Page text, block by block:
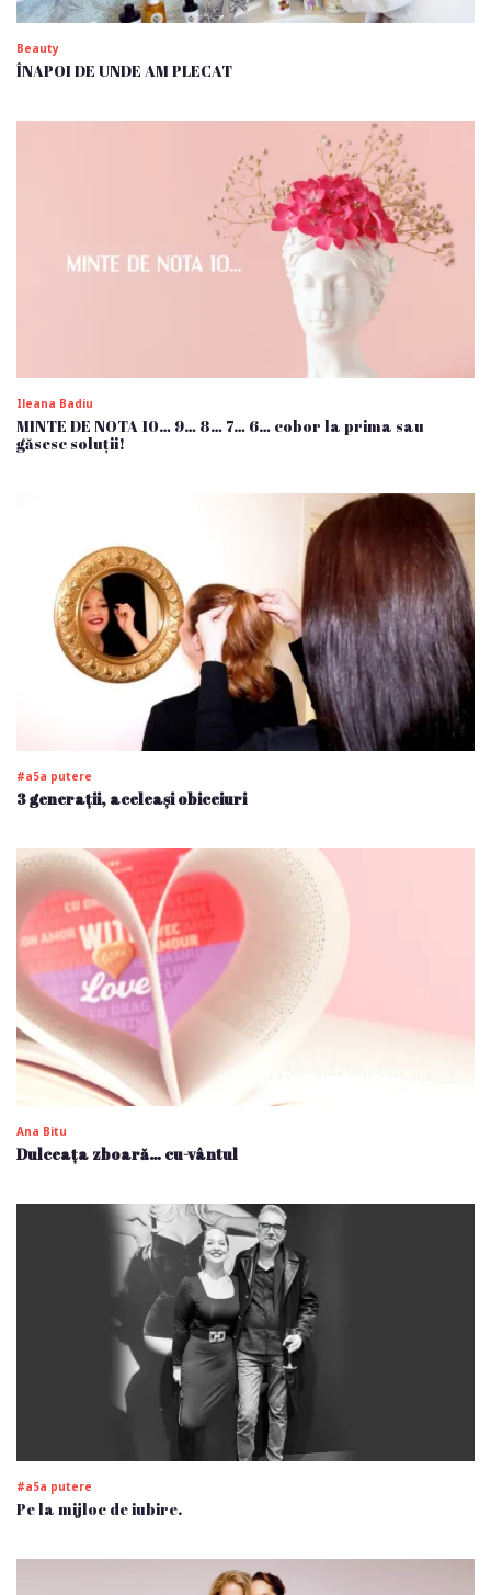
Beauty
ÎNAPOI DE UNDE AM PLECAT
Ileana Badiu
MINTE DE NOTA 10… 9… 8… 7… 6… cobor la prima sau
găsesc soluții!
#a5a putere
3 generații, aceleași obiceiuri
Ana Bitu
Dulceața zboară… cu-vântul
#a5a putere
Pe la mijloc de iubire.